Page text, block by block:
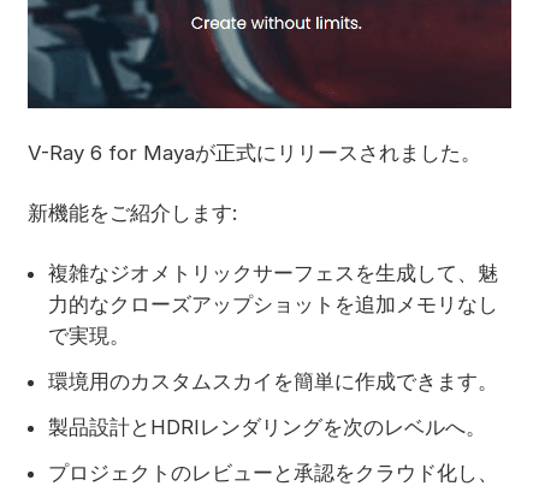
V-Ray 6 for Mayaが正式にリリースされました。
新機能をご紹介します:
複雑なジオメトリックサーフェスを生成して、魅
力的なクローズアップショットを追加メモリなし
で実現。
環境用のカスタムスカイを簡単に作成できます。
製品設計とHDRIレンダリングを次のレベルへ。
プロジェクトのレビューと承認をクラウド化し、